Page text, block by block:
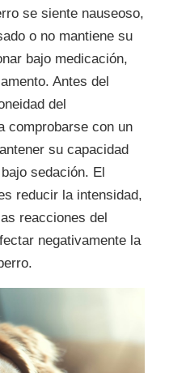
se siente nauseoso,
o no mantiene su
bajo medicación,
Antes del
del
comprobarse con un
su capacidad
sedación. El
reducir la intensidad,
reacciones del
negativamente la